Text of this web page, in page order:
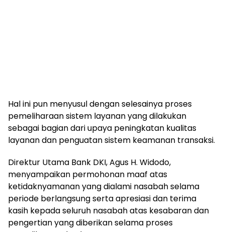
Hal ini pun menyusul dengan selesainya proses
pemeliharaan sistem layanan yang dilakukan
sebagai bagian dari upaya peningkatan kualitas
layanan dan penguatan sistem keamanan transaksi.
Direktur Utama Bank DKI, Agus H. Widodo,
menyampaikan permohonan maaf atas
ketidaknyamanan yang dialami nasabah selama
periode berlangsung serta apresiasi dan terima
kasih kepada seluruh nasabah atas kesabaran dan
pengertian yang diberikan selama proses